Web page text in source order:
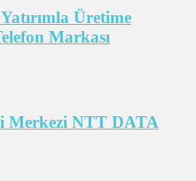
Üretime
Markası
Merkezi NTT DATA